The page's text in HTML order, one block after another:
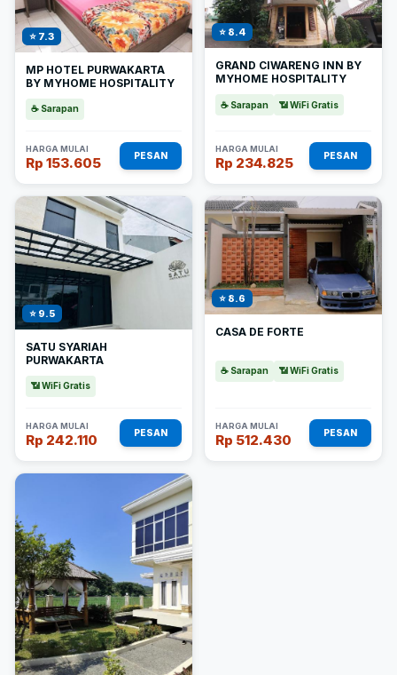
⭐ 7.3
MP HOTEL PURWAKARTA
BY MYHOME HOSPITALITY
☕ Sarapan
HARGA MULAI
Rp 153.605 PESAN
⭐ 8.4
GRAND CIWARENG INN BY
MYHOME HOSPITALITY
☕ Sarapan 📶 WiFi Gratis
HARGA MULAI
Rp 234.825 PESAN
⭐ 9.5
SATU SYARIAH
PURWAKARTA
📶 WiFi Gratis
HARGA MULAI
Rp 242.110 PESAN
⭐ 8.6
CASA DE FORTE
☕ Sarapan 📶 WiFi Gratis
HARGA MULAI
Rp 512.430 PESAN